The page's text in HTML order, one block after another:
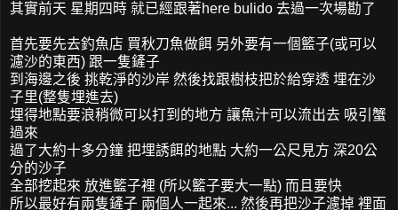
其實前天 星期四時 就已經跟著here bulido 去過一次場勘了
首先要先去釣魚店 買秋刀魚做餌 另外要有一個籃子(或可以
濾沙的東西) 跟一隻鏟子
到海邊之後 挑乾淨的沙岸 然後找跟樹枝把於給穿透 埋在沙
子里(整隻埋進去)
埋得地點要浪稍微可以打到的地方 讓魚汁可以流出去 吸引蟹
過來
過了大約十多分鐘 把埋誘餌的地點 大約一公尺見方 深20公
分的沙子
全部挖起來 放進籃子裡 (所以籃子要大一點) 而且要快
所以最好有兩隻鏟子 兩個人一起來... 然後再把沙子濾掉 裡面